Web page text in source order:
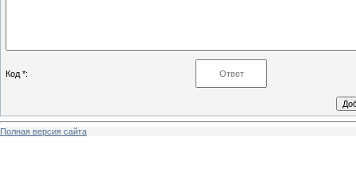
Код *:
Полная версия сайта